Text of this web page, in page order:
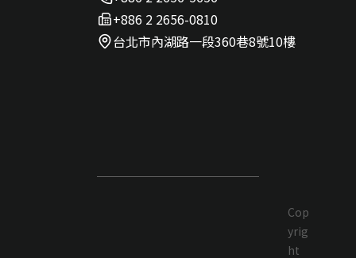
+886 2 2656-0810
台北市內湖路一段360巷8號10樓
Cop
yrig
ht